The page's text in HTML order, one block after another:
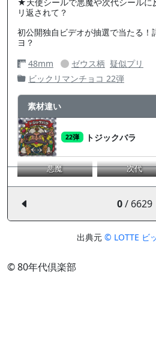
リ返されて？
初公開独自ビデオが抽選で当たる！
ヨ？
48mm
ゼウス柄 疑似プリ
ビックリマンチョコ 22弾
素材違い
22弾 トジックバラ
悪魔 次代
0/ 6629
出典元 © LOTTE ビ
© 80年代倶楽部